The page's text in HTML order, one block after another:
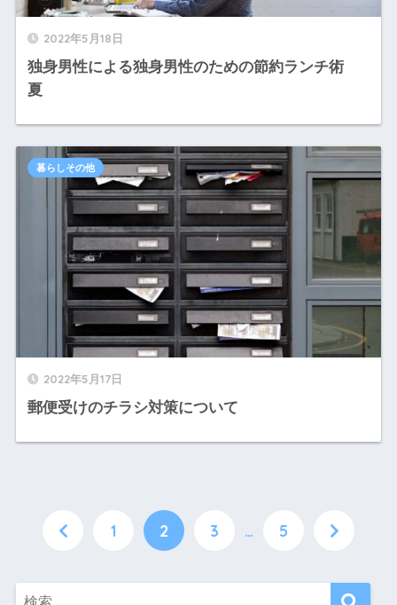
2022年5月18日
独身男性による独身男性のための節約ランチ術
夏
2022年5月17日
郵便受けのチラシ対策について
暮らしその他
1 2 3 … 5